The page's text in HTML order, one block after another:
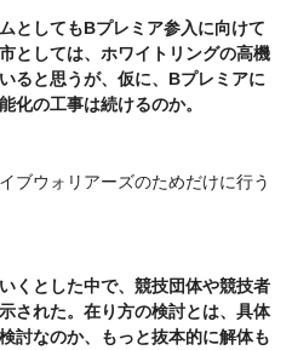
としてもBプレミア参入に向けて
としては、ホワイトリングの高機
ると思うが、仮に、Bプレミアに
化の工事は続けるのか。
ブウォリアーズのためだけに行う
くとした中で、競技団体や競技者
された。在り方の検討とは、具体
討なのか、もっと抜本的に解体も